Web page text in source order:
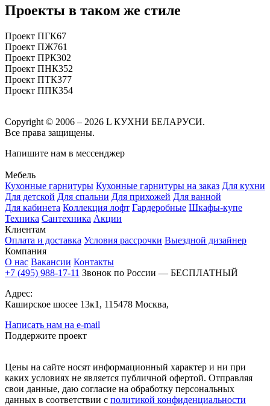
Проекты в таком же стиле
Проект ПГК67
Проект ПЖ761
Проект ПРК302
Проект ПНК352
Проект ПТК377
Проект ППК354
Copyright © 2006 – 2026 L КУХНИ БЕЛАРУСИ.
Все права защищены.
Напишите нам в мессенджер
Мебель
Кухонные гарнитуры Кухонные гарнитуры на заказ Для кухни
Для детской Для спальни Для прихожей Для ванной
Для кабинета Коллекция лофт Гардеробные Шкафы-купе
Техника Сантехника Акции
Клиентам
Оплата и доставка Условия рассрочки Выездной дизайнер
Компания
О нас Вакансии Контакты
+7 (495) 988-17-11 Звонок по России — БЕСПЛАТНЫЙ
Адрес:
Каширское шосее 13к1, 115478 Москва,
Написать нам на e-mail
Поддержите проект
Цены на сайте носят информационный характер и ни при
каких условиях не является публичной офертой. Отправляя
свои данные, даю согласие на обработку персональных
данных в соответствии с политикой конфиденциальности